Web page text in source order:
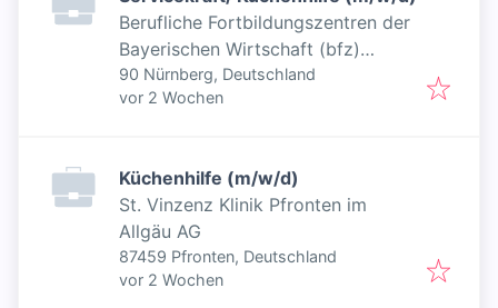
Berufliche Fortbildungszentren der
Bayerischen Wirtschaft (bfz)
gGmbH
90 Nürnberg, Deutschland
Veröffentlicht:
vor 2 Wochen
Küchenhilfe (m/w/d)
St. Vinzenz Klinik Pfronten im
Allgäu AG
87459 Pfronten, Deutschland
Veröffentlicht:
vor 2 Wochen